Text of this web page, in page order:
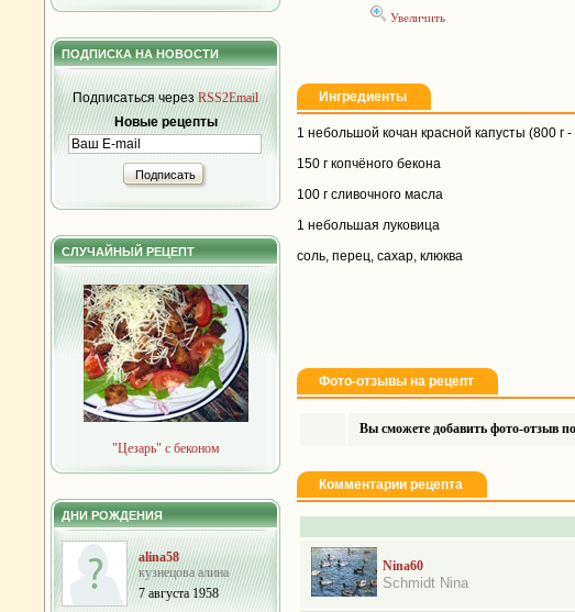
ПОДПИСКА НА НОВОСТИ
Подписаться черезRSS2Email
Новые рецепты
Подписать
СЛУЧАЙНЫЙ РЕЦЕПТ
"Цезарь" с беконом
ДНИ РОЖДЕНИЯ
alina58
кузнецова алина
7 августа 1958
Увеличить
Ингредиенты
1 небольшой кочан красной капусты (800 г -
150 г копчёного бекона
100 г сливочного масла
1 небольшая луковица
соль, перец, сахар, клюква
Фото-отзывы на рецепт
Вы сможете добавить фото-отзыв
Комментарии рецепта
Nina60
Schmidt Nina